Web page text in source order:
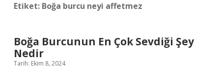
Etiket: Boğa burcu neyi affetmez
Boğa Burcunun En Çok Sevdiği Şey
Nedir
Tarih: Ekim 8, 2024